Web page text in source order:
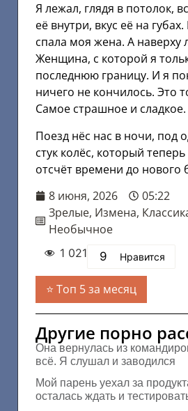
Я лежал, глядя в потолок,
её внутри, вкус её на
спала моя жена. А наверху
Женщина, с которой я
последнюю границу. И я
ничего не кончилось. Это
Самое страшное и сладкое.
Поезд нёс нас в ночи, под
стук колёс, который теперь
отсчёт времени до нового
8 июня, 2026
05:22
Зрелые, Измена,
Необычное
1 021 9 Нравится
Топ 5 за месяц
Другие порно
Она вернулась из
всё. Я слушал и заводился
Мой парень уехал за
осталась ждать и